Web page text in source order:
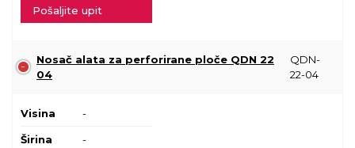
Pošaljite upit
Nosač alata za perforirane ploče QDN 22
04
QDN-
22-04
Visina -
Širina -